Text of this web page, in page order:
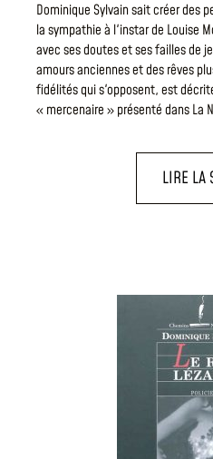
Dominique Sylvain sait créer des
la sympathie à l'instar de Louise
avec ses doutes et ses failles de
amours anciennes et des rêves
fidélités qui s'opposent, est
« mercenaire » présenté dans La
LIRE LA